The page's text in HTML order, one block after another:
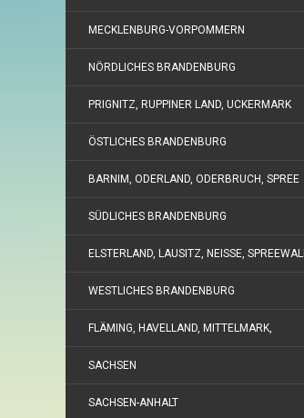
MECKLENBURG-VORPOMMERN
NÖRDLICHES BRANDENBURG
PRIGNITZ, RUPPINER LAND, UCKERMARK
ÖSTLICHES BRANDENBURG
BARNIM, ODERLAND, ODERBRUCH, SPREE
SÜDLICHES BRANDENBURG
ELSTERLAND, LAUSITZ, NEISSE, SPREEWALD
WESTLICHES BRANDENBURG
FLÄMING, HAVELLAND, MITTELMARK,
SACHSEN
SACHSEN-ANHALT